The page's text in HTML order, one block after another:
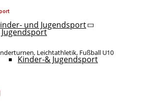
und Jugendsport
Kinder-& Jugendsport
Leichtathletik, Fußball U10